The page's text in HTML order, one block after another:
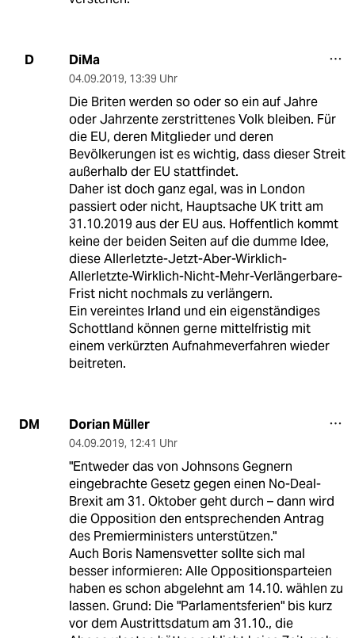
D DiMa
04.09.2019, 13:39 Uhr
Die Briten werden so oder so ein auf Jahre
oder Jahrzente zerstrittenes Volk bleiben. Für
die EU, deren Mitglieder und deren
Bevölkerungen ist es wichtig, dass dieser Streit
außerhalb der EU stattfindet.
Daher ist doch ganz egal, was in London
passiert oder nicht, Hauptsache UK tritt am
31.10.2019 aus der EU aus. Hoffentlich kommt
keine der beiden Seiten auf die dumme Idee,
diese Allerletzte-Jetzt-Aber-Wirklich-
Allerletzte-Wirklich-Nicht-Mehr-Verlängerbare-
Frist nicht nochmals zu verlängern.
Ein vereintes Irland und ein eigenständiges
Schottland können gerne mittelfristig mit
einem verkürzten Aufnahmeverfahren wieder
beitreten.
DM Dorian Müller
04.09.2019, 12:41 Uhr
"Entweder das von Johnsons Gegnern
eingebrachte Gesetz gegen einen No-Deal-
Brexit am 31. Oktober geht durch – dann wird
die Opposition den entsprechenden Antrag
des Premierministers unterstützen."
Auch Boris Namensvetter sollte sich mal
besser informieren: Alle Oppositionsparteien
haben es schon abgelehnt am 14.10. wählen zu
lassen. Grund: Die "Parlamentsferien" bis kurz
vor dem Austrittsdatum am 31.10., die